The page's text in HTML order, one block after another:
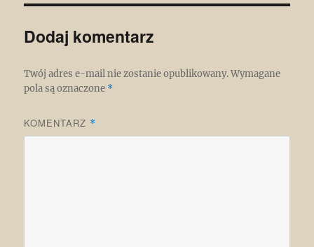
Dodaj komentarz
Twój adres e-mail nie zostanie opublikowany. Wymagane
pola są oznaczone *
KOMENTARZ *